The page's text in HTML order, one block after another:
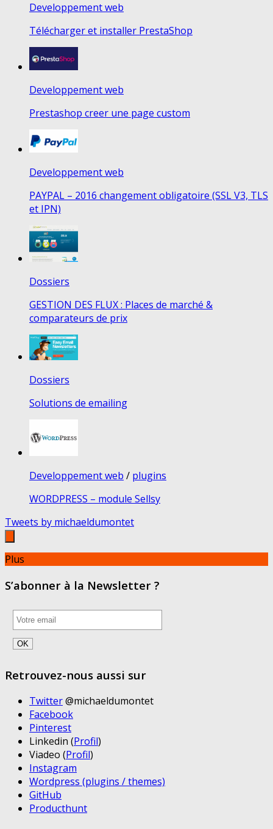
Developpement web
Télécharger et installer PrestaShop
Developpement web
Prestashop creer une page custom
Developpement web
PAYPAL – 2016 changement obligatoire (SSL V3, TLS
et IPN)
Dossiers
GESTION DES FLUX : Places de marché &
comparateurs de prix
Dossiers
Solutions de emailing
Developpement web / plugins
WORDPRESS – module Sellsy
Tweets by michaeldumontet
Plus
S’abonner à la Newsletter ?
Retrouvez-nous aussi sur
Twitter@michaeldumontet
Facebook
Pinterest
Linkedin (Profil)
Viadeo (Profil)
Instagram
Wordpress (plugins / themes)
GitHub
Producthunt